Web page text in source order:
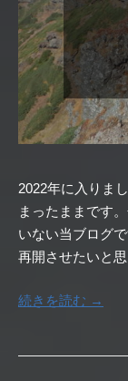
2022年に入りま
まったままです
いない当ブログ
再開させたいと
続きを読む →